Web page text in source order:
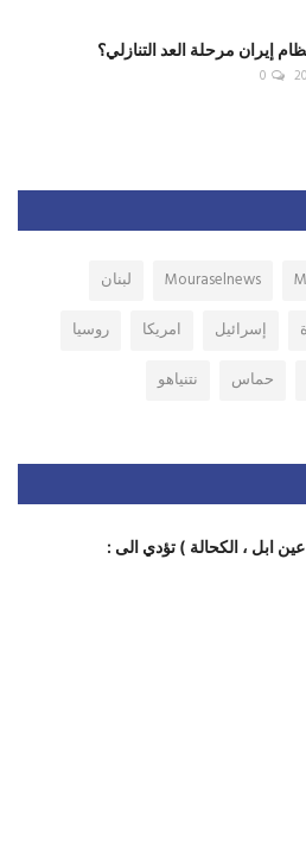
إيران مرحلة العد التنازلي؟
0
Mouraselnews
لبنان
إسرائيل امريكا
روسيا
حماس نتنياهو
ابل ، الكحالة ) تؤدي الى :